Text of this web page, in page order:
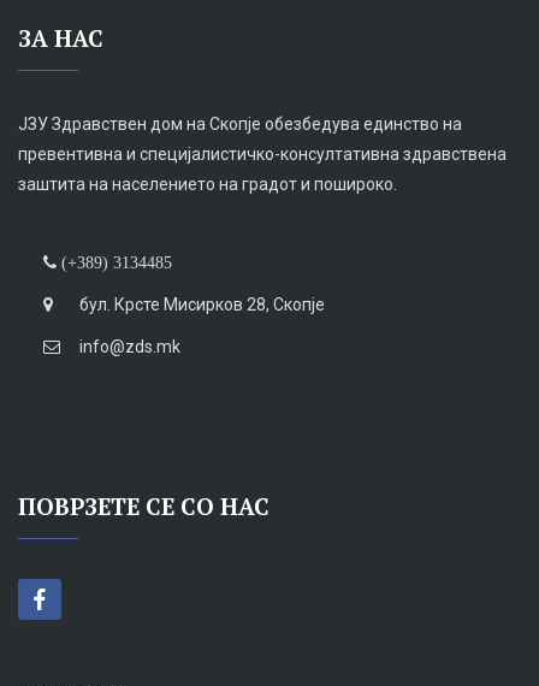
ЗА НАС
ЈЗУ Здравствен дом на Скопје обезбедува единство на
превентивна и специјалистичко-консултативна здравствена
заштита на населението на градот и пошироко.
(+389) 3134485
бул. Крсте Мисирков 28, Скопје
info@zds.mk
ПОВРЗЕТЕ СЕ СО НАС